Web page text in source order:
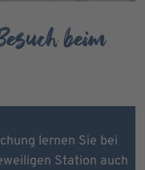
beim
lernen Sie bei
Station auch